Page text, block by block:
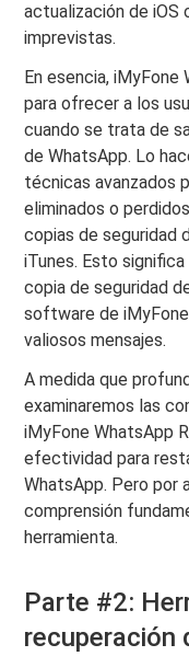
actualización de iOS
imprevistas.
En esencia,
para ofrecer a los
cuando se trata de
de WhatsApp. Lo
técnicas avanzados
eliminados o
copias de seguridad
iTunes. Esto
copia de seguridad
software de
valiosos mensajes.
A medida que
examinaremos las
iMyFone WhatsApp
efectividad para
WhatsApp. Pero por
comprensión
herramienta.
Parte #2:
recuperación